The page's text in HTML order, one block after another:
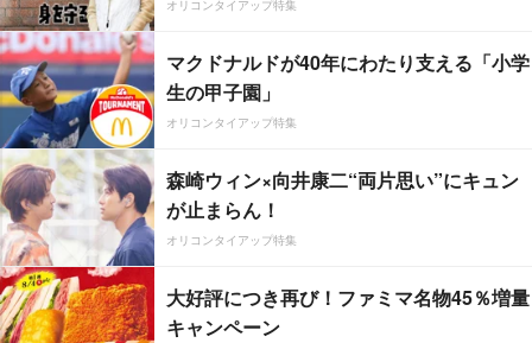
オリコンタイアップ特集
マクドナルドが40年にわたり支える「小学
生の甲子園」
オリコンタイアップ特集
森崎ウィン×向井康二“両片思い”にキュン
が止まらん！
オリコンタイアップ特集
大好評につき再び！ファミマ名物45％増量
キャンペーン